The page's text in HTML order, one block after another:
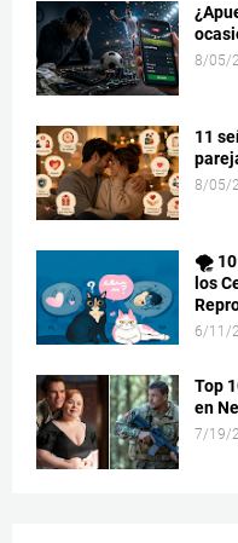
8/05/
11
8/05/
🌪️ 10
los
6/11/
Top
en
7/19/